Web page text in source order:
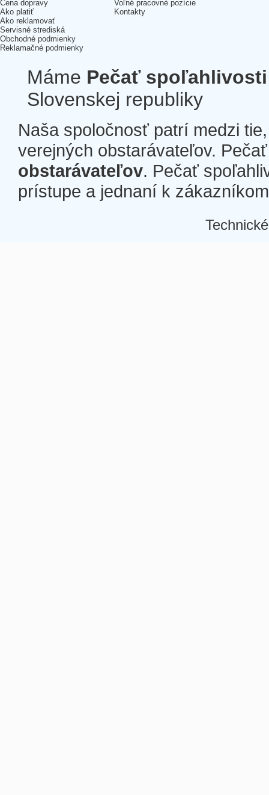
Cena dopravy
Ako platiť
Ako reklamovať
Servisné strediská
Obchodné podmienky
Reklamačné podmienky
Voľné pracovné pozície
Kontakty
Máme Pečať spoľahlivosti
Slovenskej republiky
Naša spoločnosť patrí medzi
verejných obstarávateľov.
obstarávateľov. Pečať
prístupe a jednaní k